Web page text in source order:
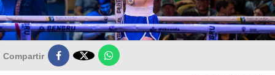
Compartir 